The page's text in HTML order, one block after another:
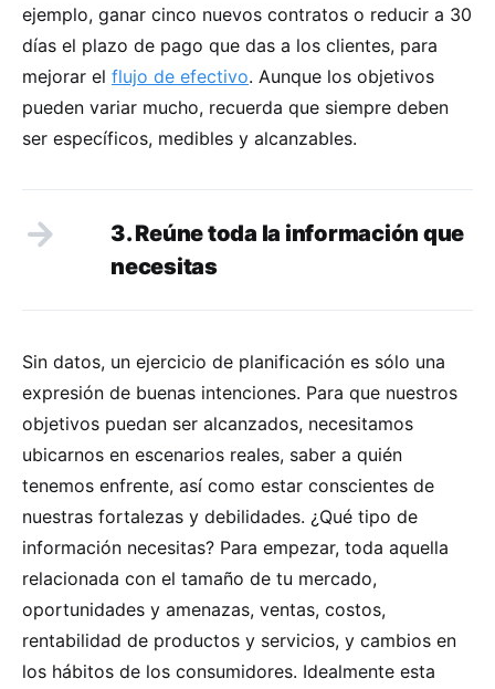
ejemplo, ganar cinco nuevos contratos o reducir a 30
días el plazo de pago que das a los clientes, para
mejorar el flujo de efectivo. Aunque los objetivos
pueden variar mucho, recuerda que siempre deben
ser específicos, medibles y alcanzables.
3. Reúne toda la información que
necesitas
Sin datos, un ejercicio de planificación es sólo una
expresión de buenas intenciones. Para que nuestros
objetivos puedan ser alcanzados, necesitamos
ubicarnos en escenarios reales, saber a quién
tenemos enfrente, así como estar conscientes de
nuestras fortalezas y debilidades. ¿Qué tipo de
información necesitas? Para empezar, toda aquella
relacionada con el tamaño de tu mercado,
oportunidades y amenazas, ventas, costos,
rentabilidad de productos y servicios, y cambios en
los hábitos de los consumidores. Idealmente esta